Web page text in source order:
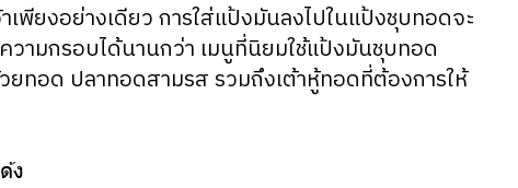
พียงอย่างเดียว การใส่แป้งมันลงไปในแป้งชุบทอดจะ
ามกรอบได้นานกว่า เมนูที่นิยมใช้แป้งมันชุบทอด
ทอด ปลาทอดสามรส รวมถึงเต้าหู้ทอดที่ต้องการให้
ง